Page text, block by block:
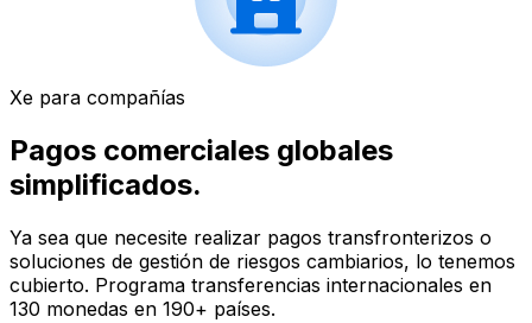
Xe para compañías
Pagos comerciales globales
simplificados.
Ya sea que necesite realizar pagos transfronterizos o
soluciones de gestión de riesgos cambiarios, lo tenemos
cubierto. Programa transferencias internacionales en
130 monedas en 190+ países.